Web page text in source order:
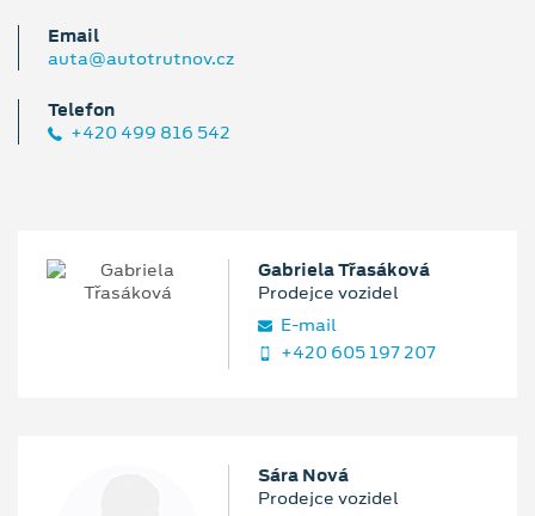
Email
auta@autotrutnov.cz
Telefon
+420 499 816 542
Gabriela Třasáková
Prodejce vozidel
E‑mail
+420 605 197 207
Sára Nová
Prodejce vozidel